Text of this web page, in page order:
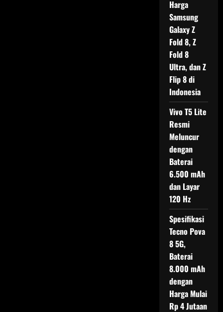
Harga
Samsung
Galaxy Z
Fold 8, Z
Fold 8
Ultra, dan Z
Flip 8 di
Indonesia
Vivo T5 Lite
Resmi
Meluncur
dengan
Baterai
6.500 mAh
dan Layar
120 Hz
Spesifikasi
Tecno Pova
8 5G,
Baterai
8.000 mAh
dengan
Harga Mulai
Rp 4 Jutaan